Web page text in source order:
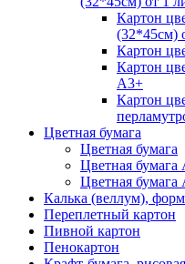
Картон
(32*45см)
Картон
Картон
А3+
Картон
Цветная бумага
Цветная бумага
Цветная бумага
Цветная бумага
Калька (веллум),
Переплетный картон
Пивной картон
Пенокартон